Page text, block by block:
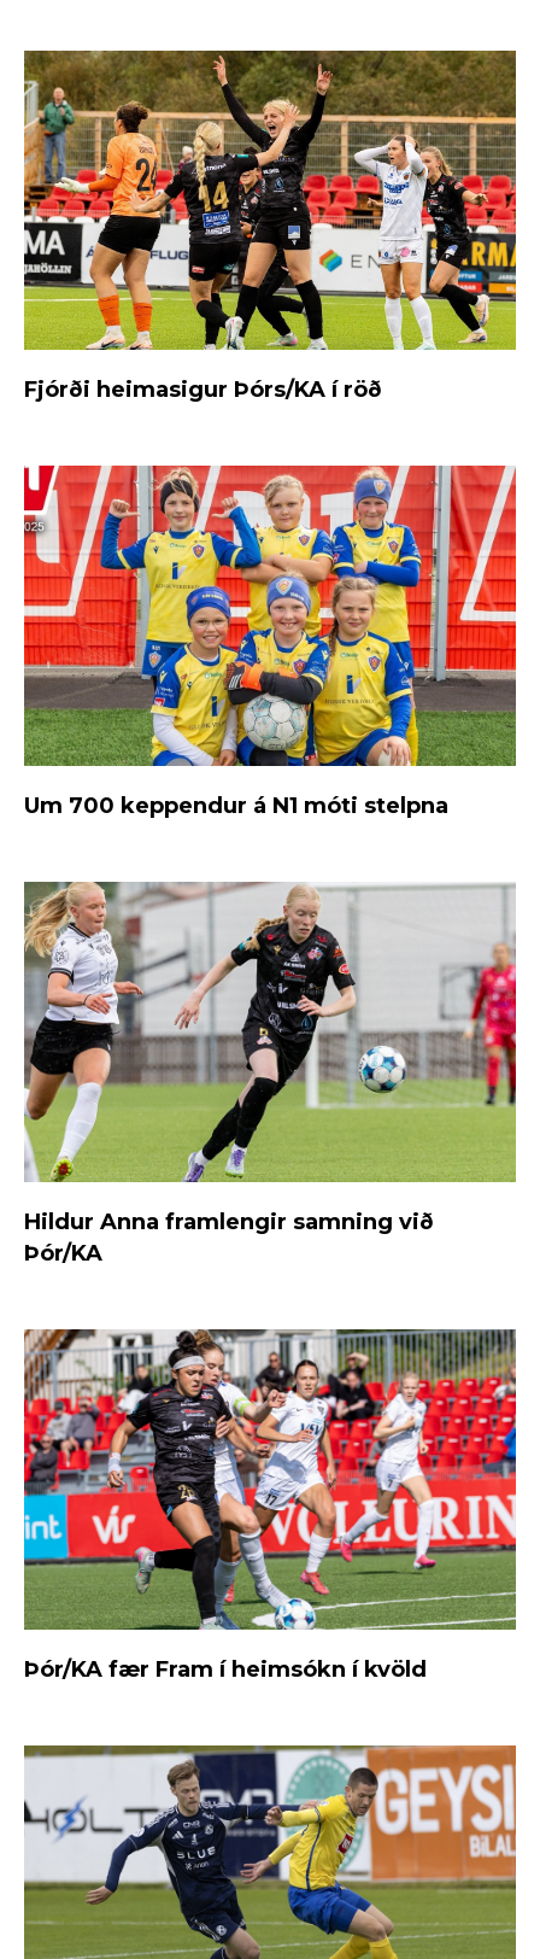
Fjórði heimasigur Þórs/KA í röð
Um 700 keppendur á N1 móti stelpna
Hildur Anna framlengir samning við
Þór/KA
Þór/KA fær Fram í heimsókn í kvöld